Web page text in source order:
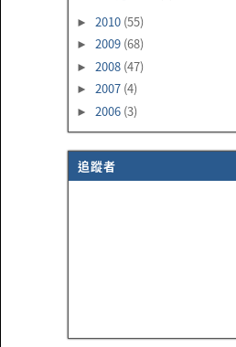
► 2010 (55)
► 2009 (68)
► 2008 (47)
► 2007 (4)
► 2006 (3)
追蹤者